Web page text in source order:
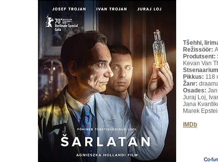
Tšehhi,
Režissöör:
Produtsent:
Kevan Van
Pikkus: 118
Žanr:
Osades:
Juraj Loj,
Jana
Marek
IMDb